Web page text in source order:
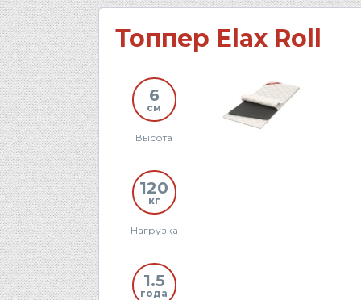
Топпер Elax Roll
6
см
Высота
120
кг
Нагрузка
1.5
года